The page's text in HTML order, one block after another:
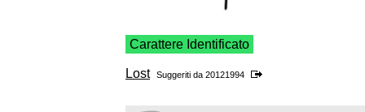
Carattere Identificato
Lost Suggeriti da 20121994